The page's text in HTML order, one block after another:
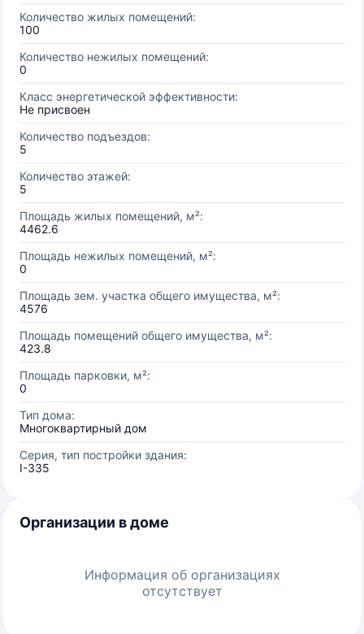
Количество жилых помещений:
100
Количество нежилых помещений:
0
Класс энергетической эффективности:
Не присвоен
Количество подъездов:
5
Количество этажей:
5
Площадь жилых помещений, м²:
4462.6
Площадь нежилых помещений, м²:
0
Площадь зем. участка общего имущества, м²:
4576
Площадь помещений общего имущества, м²:
423.8
Площадь парковки, м²:
0
Тип дома:
Многоквартирный дом
Серия, тип постройки здания:
I-335
Организации в доме
Информация об организациях
отсутствует